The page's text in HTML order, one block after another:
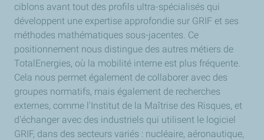
ciblons avant tout des profils ultra-spécialisés qui
développent une expertise approfondie sur GRIF et ses
méthodes mathématiques sous-jacentes. Ce
positionnement nous distingue des autres métiers de
TotalEnergies, où la mobilité interne est plus fréquente.
Cela nous permet également de collaborer avec des
groupes normatifs, mais également de recherches
externes, comme l'Institut de la Maîtrise des Risques, et
d'échanger avec des industriels qui utilisent le logiciel
GRIF, dans des secteurs variés : nucléaire, aéronautique,